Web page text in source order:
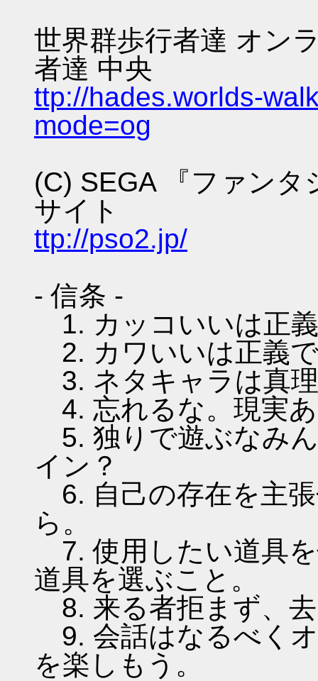
世界群歩行者達 オン
者達 中央
ttp://hades.worlds-
mode=og
(C) SEGA 『ファン
サイト
ttp://pso2.jp/
- 信条 -
1. カッコいいは正
2. カワいいは正義
3. ネタキャラは真
4. 忘れるな。現実
5. 独りで遊ぶなみ
イン？
6. 自己の存在を主
ら。
7. 使用したい道具
道具を選ぶこと。
8. 来る者拒まず、
9. 会話はなるべく
を楽しもう。